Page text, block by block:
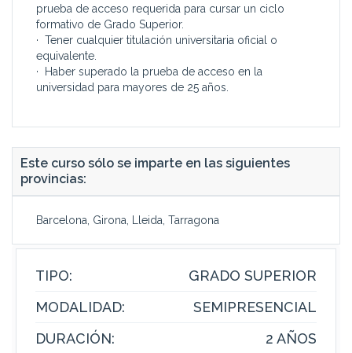
prueba de acceso requerida para cursar un ciclo
formativo de Grado Superior.
· Tener cualquier titulación universitaria oficial o
equivalente.
· Haber superado la prueba de acceso en la
universidad para mayores de 25 años.
Este curso sólo se imparte en las siguientes
provincias:
Barcelona, Girona, Lleida, Tarragona
TIPO:
GRADO SUPERIOR
MODALIDAD:
SEMIPRESENCIAL
DURACIÓN:
2 AÑOS